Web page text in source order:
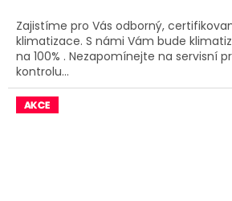
Zajistíme pro Vás odborný,
klimatizace. S námi Vám bude
na 100% . Nezapomínejte na servisní
kontrolu...